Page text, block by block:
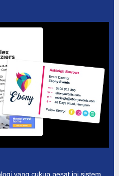
yang cukup pesat ini sistem